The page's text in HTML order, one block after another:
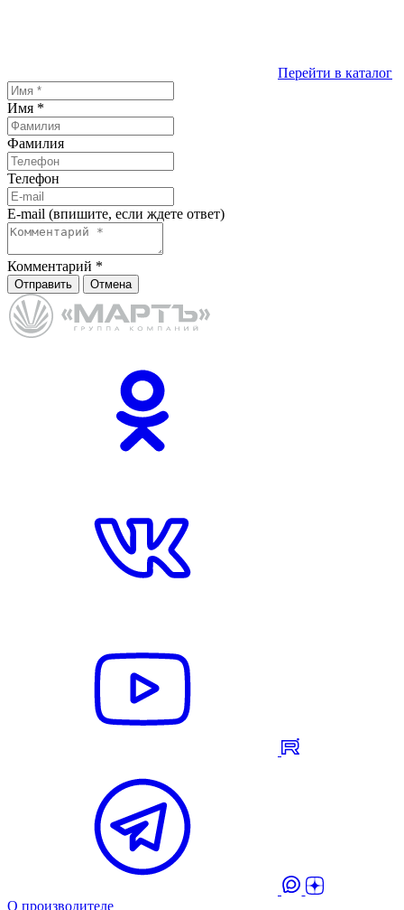
Перейти в каталог
Имя *
Фамилия
Телефон
E-mail (впишите, если ждете ответ)
Комментарий *
Отправить Отмена
О производителе